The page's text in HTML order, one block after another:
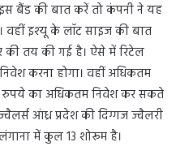
बैंड की बात करें तो कंपनी ने यह
इश्यू के लॉट साइज की बात
तय की गई है। ऐसे में रिटेल
करना होगा। वहीं अधिकतम
रुपये का अधिकतम निवेश कर सकते
आंध्र प्रदेश की दिग्गज ज्वैलरी
में कुल 13 शोरूम है।